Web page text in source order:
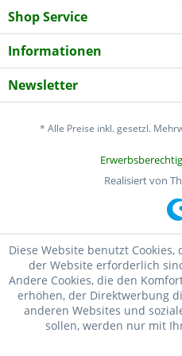
Shop Service
Informationen
Newsletter
* Alle Preise inkl. gesetzl.
Realisiert von
Diese Website benutzt
der Website erforderlich
Andere Cookies, die den
erhöhen, der Direktwerbung
anderen Websites und
sollen, werden nur mit